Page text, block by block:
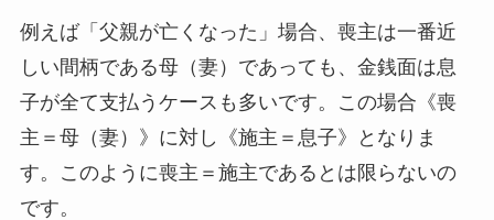
例えば「父親が亡くなった」場合、喪主は一番近
しい間柄である母（妻）であっても、金銭面は息
子が全て支払うケースも多いです。この場合《喪
主＝母（妻）》に対し《施主＝息子》となりま
す。このように喪主＝施主であるとは限らないの
です。